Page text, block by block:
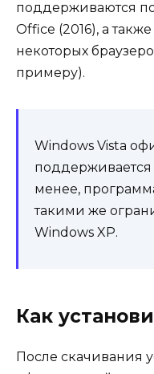
поддерживаются
Office (2016), а
некоторых
примеру).
Windows Vista
поддерживается
менее,
такими же
Windows XP.
Как
После скачивания